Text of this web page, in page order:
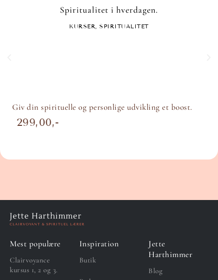
Spiritualitet i hverdagen.
KURSER ,SPIRITUALITET
Giv din spirituelle og personlige udvikling et boost.
299,00
Jette Harthimmer
CLAIRVOYANT & SPIRITUEL LÆRER
Mest populære
Clairvoyance
kursus 1, 2 og 3.
Inspiration
Butik
Jette
Harthimmer
Blog